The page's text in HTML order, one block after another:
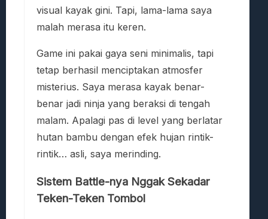
visual kayak gini. Tapi, lama-lama saya
malah merasa itu keren.
Game ini pakai gaya seni minimalis, tapi
tetap berhasil menciptakan atmosfer
misterius. Saya merasa kayak benar-
benar jadi ninja yang beraksi di tengah
malam. Apalagi pas di level yang berlatar
hutan bambu dengan efek hujan rintik-
rintik… asli, saya merinding.
Sistem Battle-nya Nggak Sekadar
Teken-Teken Tombol